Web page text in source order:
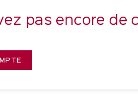
pas encore de